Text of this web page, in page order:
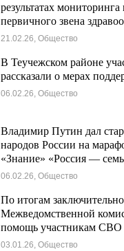
результатах
первичного звена
регионах России
21.02.26, Общество
В Теучежском районе
рассказали о мерах
06.02.26, Общество
Владимир Путин дал
народов России на
«Знание» «Россия —
06.02.26, Общество
По итогам
Межведомственной
помощь участникам СВО
приоритетной
03.01.26, Общество